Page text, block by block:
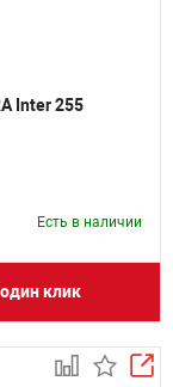
Inter 255
Есть в наличии
клик